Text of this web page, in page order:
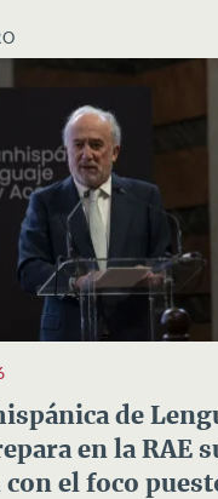
de
en la RAE
el foco